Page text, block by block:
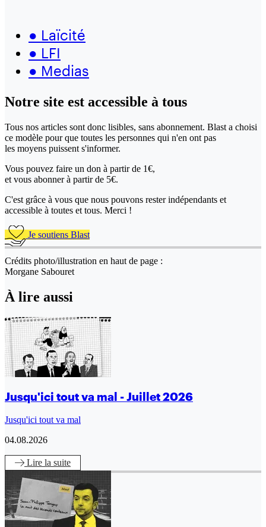
● Laïcité
● LFI
● Medias
Notre site est accessible à tous
Tous nos articles sont donc lisibles, sans abonnement. Blast a choisi
ce modèle pour que toutes les personnes qui n'en ont pas
les moyens puissent s'informer.
Vous pouvez faire un don à partir de 1€,
et vous abonner à partir de 5€.
C'est grâce à vous que nous pouvons rester indépendants et
accessible à toutes et tous. Merci !
Je soutiens Blast
Crédits photo/illustration en haut de page :
Morgane Sabouret
À lire aussi
Jusqu'ici tout va mal - Juillet 2026
Jusqu'ici tout va mal
04.08.2026
Lire la suite